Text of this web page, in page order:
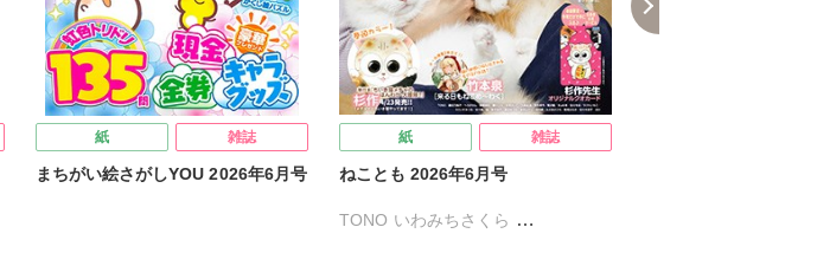
紙 雑誌
まちがい絵さがしYOU 2026年6月号
紙 雑誌
ねことも 2026年6月号
TONO いわみちさくら